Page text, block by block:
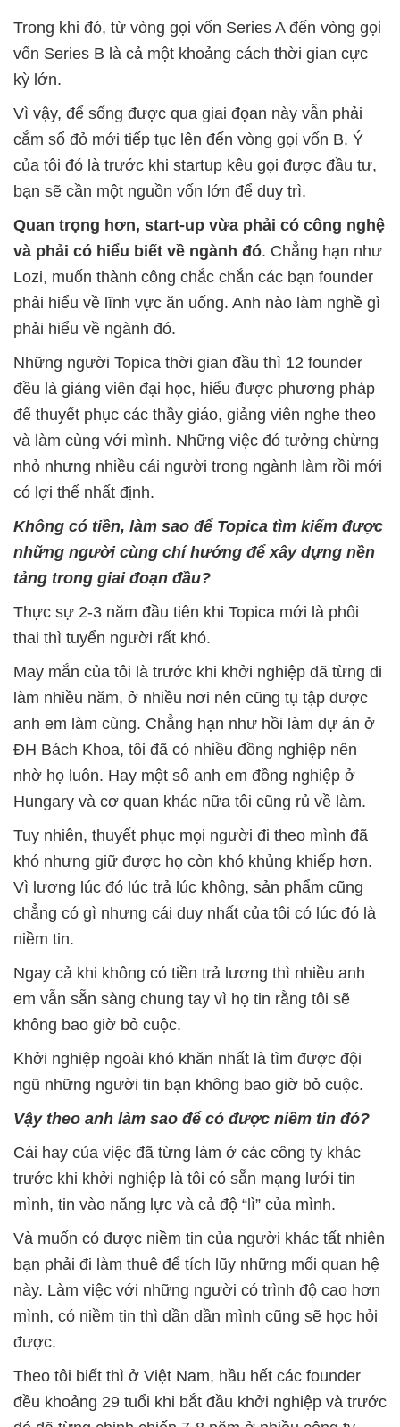
Trong khi đó, từ vòng gọi vốn Series A đến vòng gọi
vốn Series B là cả một khoảng cách thời gian cực
kỳ lớn.
Vì vậy, để sống được qua giai đọan này vẫn phải
cắm sổ đỏ mới tiếp tục lên đến vòng gọi vốn B. Ý
của tôi đó là trước khi startup kêu gọi được đầu tư,
bạn sẽ cần một nguồn vốn lớn để duy trì.
Quan trọng hơn, start-up vừa phải có công nghệ
và phải có hiểu biết về ngành đó. Chẳng hạn như
Lozi, muốn thành công chắc chắn các bạn founder
phải hiểu về lĩnh vực ăn uống. Anh nào làm nghề gì
phải hiểu về ngành đó.
Những người Topica thời gian đầu thì 12 founder
đều là giảng viên đại học, hiểu được phương pháp
để thuyết phục các thầy giáo, giảng viên nghe theo
và làm cùng với mình. Những việc đó tưởng chừng
nhỏ nhưng nhiều cái người trong ngành làm rồi mới
có lợi thế nhất định.
Không có tiền, làm sao để Topica tìm kiếm được
những người cùng chí hướng để xây dựng nền
tảng trong giai đoạn đầu?
Thực sự 2-3 năm đầu tiên khi Topica mới là phôi
thai thì tuyển người rất khó.
May mắn của tôi là trước khi khởi nghiệp đã từng đi
làm nhiều năm, ở nhiều nơi nên cũng tụ tập được
anh em làm cùng. Chẳng hạn như hồi làm dự án ở
ĐH Bách Khoa, tôi đã có nhiều đồng nghiệp nên
nhờ họ luôn. Hay một số anh em đồng nghiệp ở
Hungary và cơ quan khác nữa tôi cũng rủ về làm.
Tuy nhiên, thuyết phục mọi người đi theo mình đã
khó nhưng giữ được họ còn khó khủng khiếp hơn.
Vì lương lúc đó lúc trả lúc không, sản phẩm cũng
chẳng có gì nhưng cái duy nhất của tôi có lúc đó là
niềm tin.
Ngay cả khi không có tiền trả lương thì nhiều anh
em vẫn sẵn sàng chung tay vì họ tin rằng tôi sẽ
không bao giờ bỏ cuộc.
Khởi nghiệp ngoài khó khăn nhất là tìm được đội
ngũ những người tin bạn không bao giờ bỏ cuộc.
Vậy theo anh làm sao để có được niềm tin đó?
Cái hay của việc đã từng làm ở các công ty khác
trước khi khởi nghiệp là tôi có sẵn mạng lưới tin
mình, tin vào năng lực và cả độ “lì” của mình.
Và muốn có được niềm tin của người khác tất nhiên
bạn phải đi làm thuê để tích lũy những mối quan hệ
này. Làm việc với những người có trình độ cao hơn
mình, có niềm tin thì dần dần mình cũng sẽ học hỏi
được.
Theo tôi biết thì ở Việt Nam, hầu hết các founder
đều khoảng 29 tuổi khi bắt đầu khởi nghiệp và trước